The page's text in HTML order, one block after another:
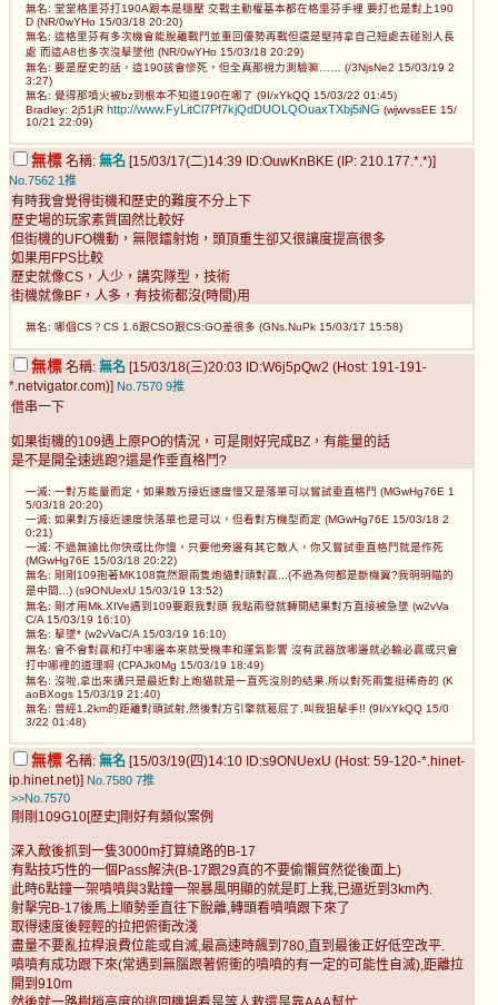
無名: 堂堂格里芬打190A跟本是穩壓 交戰主動權基本都在格里芬手裡 要打也是對上190
D (NR/0wYHo 15/03/18 20:20)
無名: 這格里芬有多次機會能脫離戰鬥並重回優勢再戰但還是堅持拿自己短處去碰別人長
處 而這A8也多次沒擊墜他 (NR/0wYHo 15/03/18 20:29)
無名: 要是歷史的話，這190該會慘死，但全真那視力測驗嘛…… (/3NjsNe2 15/03/19 2
3:27)
無名: 覺得那噴火被bz到根本不知道190在哪了 (9I/xYkQQ 15/03/22 01:45)
Bradley: 2j51jR http://www.FyLitCl7Pf7kjQdDUOLQOuaxTXbj5iNG (wjwvssEE 15/
10/21 22:09)
無標 名稱: 無名 [15/03/17(二)14:39 ID:OuwKnBKE (IP: 210.177.*.*)]
No.7562 1推
有時我會覺得街機和歷史的難度不分上下
歷史場的玩家素質固然比較好
但街機的UFO機動，無限鐳射炮，頭頂重生卻又很讓度提高很多
如果用FPS比較
歷史就像CS，人少，講究隊型，技術
街機就像BF，人多，有技術都沒(時間)用
無名: 哪個CS？CS 1.6跟CSO跟CS:GO差很多 (GNs.NuPk 15/03/17 15:58)
無標 名稱: 無名 [15/03/18(三)20:03 ID:W6j5pQw2 (Host: 191-191-
*.netvigator.com)] No.7570 9推
借串一下
如果街機的109遇上原PO的情況，可是剛好完成BZ，有能量的話
是不是開全速逃跑?還是作垂直格鬥?
一滅: 一對方能量而定，如果敵方接近速度慢又是落單可以嘗試垂直格鬥 (MGwHg76E 1
5/03/18 20:20)
一滅: 如果對方接近速度快落單也是可以，但看對方機型而定 (MGwHg76E 15/03/18 2
0:21)
一滅: 不過無論比你快或比你慢，只要他旁邊有其它敵人，你又嘗試垂直格鬥就是作死
(MGwHg76E 15/03/18 20:22)
無名: 剛剛109抱著MK108竟然跟兩隻炮貓對頭對贏...(不過為何都是斷機翼?我明明瞄的
是中間...) (s9ONUexU 15/03/19 13:52)
無名: 剛才用Mk.XIVe遇到109要跟我對頭 我點兩發就轉開結果對方直接被急墜 (w2vVa
C/A 15/03/19 16:10)
無名: 擊墜* (w2vVaC/A 15/03/19 16:10)
無名: 會不會對贏和打中哪邊本來就受機率和運氣影響 沒有武器放哪邊就必輸必贏或只會
打中哪裡的道理啊 (CPAJk0Mg 15/03/19 18:49)
無名: 沒啦,拿出來講只是最近對上炮貓就是一直死沒別的結果.所以對死兩隻挺稀奇的 (K
aoBXogs 15/03/19 21:40)
無名: 曾經1.2km的距離對頭試射,然後對方引擎就葛屁了,叫我狙擊手!! (9I/xYkQQ 15/0
3/22 01:48)
無標 名稱: 無名 [15/03/19(四)14:10 ID:s9ONUexU (Host: 59-120-*.hinet-
ip.hinet.net)] No.7580 7推
>>No.7570
剛剛109G10[歷史]剛好有類似案例
深入敵後抓到一隻3000m打算繞路的B-17
有點技巧性的一個Pass解決(B-17跟29真的不要偷懶貿然從後面上)
此時6點鐘一架噴噴與3點鐘一架暴風明顯的就是盯上我,已逼近到3km內.
射擊完B-17後馬上順勢垂直往下脫離,轉頭看噴噴跟下來了
取得速度後輕輕的拉把俯衝改淺
盡量不要亂拉桿浪費位能或自滅,最高速時飆到780,直到最後正好低空改平.
噴噴有成功跟下來(常遇到無腦跟著俯衝的噴噴的有一定的可能性自滅),距離拉
開到910m